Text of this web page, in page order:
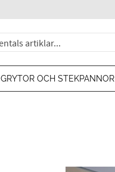
GRYTOR OCH STEKPANNOR